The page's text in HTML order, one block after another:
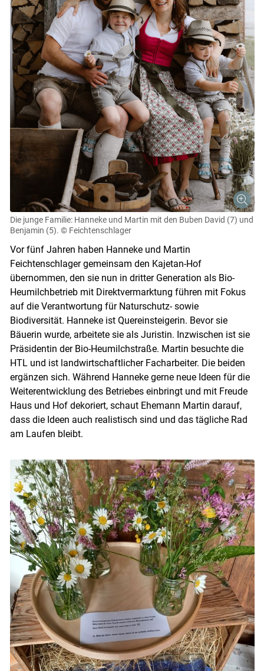
Skip to main content
Die junge Familie: Hanneke und Martin mit den Buben David (7) und
Benjamin (5). © Feichtenschlager
Vor fünf Jahren haben Hanneke und Martin
Feichtenschlager gemeinsam den Kajetan-Hof
übernommen, den sie nun in dritter Generation als Bio-
Heumilchbetrieb mit Direktvermarktung führen mit Fokus
auf die Verantwortung für Naturschutz- sowie
Biodiversität. Hanneke ist Quereinsteigerin. Bevor sie
Bäuerin wurde, arbeitete sie als Juristin. Inzwischen ist sie
Präsidentin der Bio-Heumilchstraße. Martin besuchte die
HTL und ist landwirtschaftlicher Facharbeiter. Die beiden
ergänzen sich. Während Hanneke gerne neue Ideen für die
Weiterentwicklung des Betriebes einbringt und mit Freude
Haus und Hof dekoriert, schaut Ehemann Martin darauf,
dass die Ideen auch realistisch sind und das tägliche Rad
am Laufen bleibt.